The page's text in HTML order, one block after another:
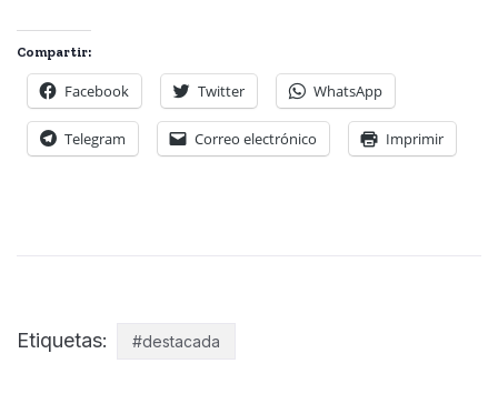
Compartir:
Facebook Twitter WhatsApp
Telegram Correo electrónico Imprimir
Etiquetas: #destacada